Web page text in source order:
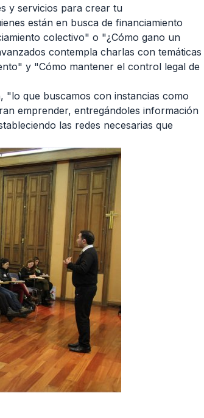
y servicios para crear tu
están en busca de financiamiento
colectivo" o "¿Cómo gano un
contempla charlas con temáticas
y "Cómo mantener el control legal de
"lo que buscamos con instancias como
emprender, entregándoles información
las redes necesarias que